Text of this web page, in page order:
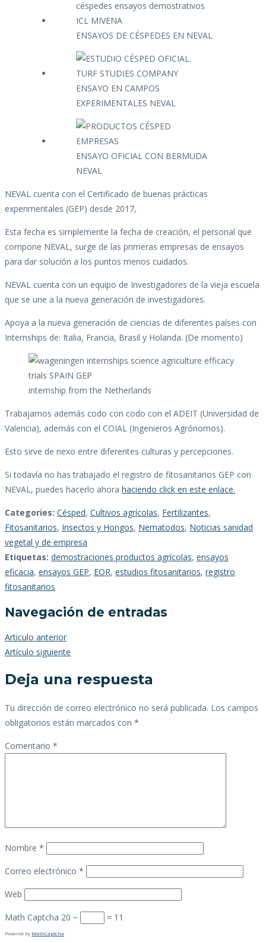
ENSAYOS DE CÉSPEDES EN NEVAL
ENSAYO EN CAMPOS
EXPERIMENTALES NEVAL
ENSAYO OFICIAL CON BERMUDA
NEVAL
NEVAL cuenta con el Certificado de buenas prácticas
experimentales (GEP) desde 2017,
Esta fecha es simplemente la fecha de creación, el personal que
compone NEVAL, surge de las primeras empresas de ensayos
para dar solución a los puntos menos cuidados.
NEVAL cuenta con un equipo de Investigadores de la vieja escuela
que se une a la nueva generación de investigadores.
Apoya a la nueva generación de ciencias de diferentes países con
Internships de: Italia, Francia, Brasil y Holanda. (De momento)
internship from the Netherlands
Trabajamos además codo con codo con el ADEIT (Universidad de
Valencia), además con el COIAL (Ingenieros Agrónomos).
Esto sirve de nexo entre diferentes culturas y percepciones.
Si todavía no has trabajado el registro de fitosanitarios GEP con
NEVAL, puedes hacerlo ahora haciendo click en este enlace.
Categories: Césped, Cultivos agrícolas, Fertilizantes,
Fitosanitarios, Insectos y Hongos, Nematodos, Noticias sanidad
vegetal y de empresa
Etiquetas: demostraciones productos agrícolas, ensayos
eficacia, ensayos GEP, EOR, estudios fitosanitarios, registro
fitosanitarios
Navegación de entradas
Articulo anterior
Artículo siguiente
Deja una respuesta
Tu dirección de correo electrónico no será publicada. Los campos
obligatorios están marcados con *
Comentario *
Nombre *
Correo electrónico *
Web
Math Captcha 20 − = 11
Powered by MathCaptcha